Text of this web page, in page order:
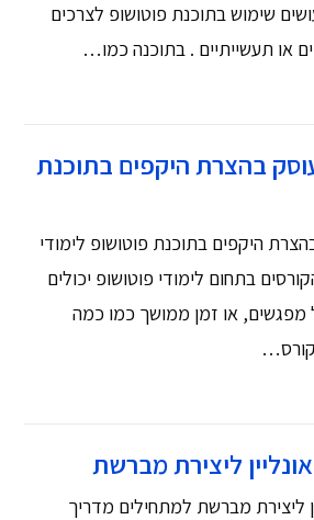
שימוש בתוכנת פוטושופ לצרכים
או תעשייתיים . בתוכנה כמו…
בהצרת היקפים בתוכנת
היקפים בתוכנת פוטושופ לימודי
בתחום לימודי פוטושופ יכולים
או זמן ממושך כמו כמה
ליצירת מברשת
ליצירת מברשת למתחילים מדריך